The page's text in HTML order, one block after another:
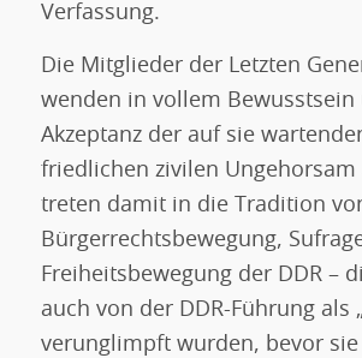
Verfassung.
Die Mitglieder der Letzten
wenden in vollem Bewusstsein
Akzeptanz der auf sie
friedlichen zivilen Ungehorsam
treten damit in die Tradition
Bürgerrechtsbewegung,
Freiheitsbewegung der DDR –
auch von der DDR-Führung als
verunglimpft wurden, bevor sie